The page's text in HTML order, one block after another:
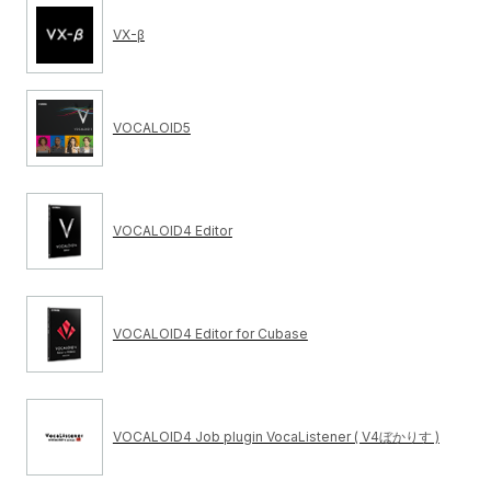
VX-β
VOCALOID5
VOCALOID4 Editor
VOCALOID4 Editor for Cubase
VOCALOID4 Job plugin VocaListener ( V4ぼかりす )